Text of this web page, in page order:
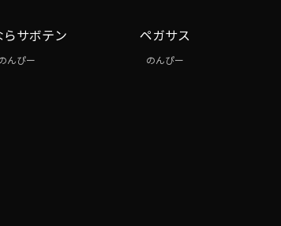
らサボテン
んぴー
ペガサス
のんぴー